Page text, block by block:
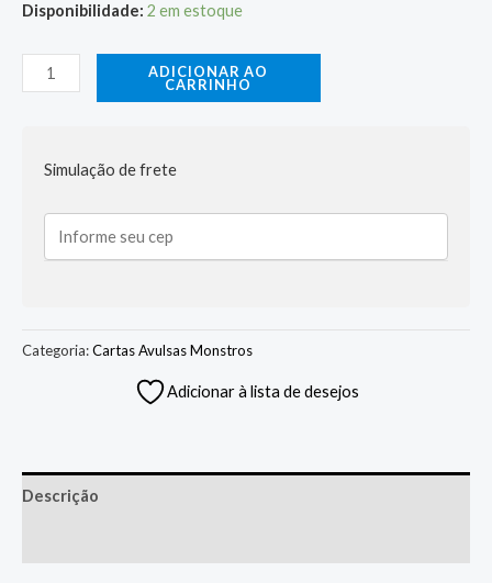
Disponibilidade: 2 em estoque
ADICIONAR AO
CARRINHO
Simulação de frete
Categoria:Cartas Avulsas Monstros
Adicionar à lista de desejos
Descrição